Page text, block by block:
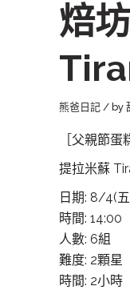
焙
熊爸日記 by
［父親節蛋
提拉米蘇
日期: 8/4(
時間: 14:00
人數: 6組
難度: 2顆星
時間: 2小時